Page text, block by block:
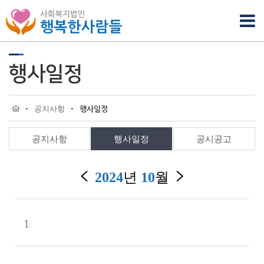
행사일정
• 공지사항 • 행사일정
공지사항 행사일정 공시공고
2024년 10월
1